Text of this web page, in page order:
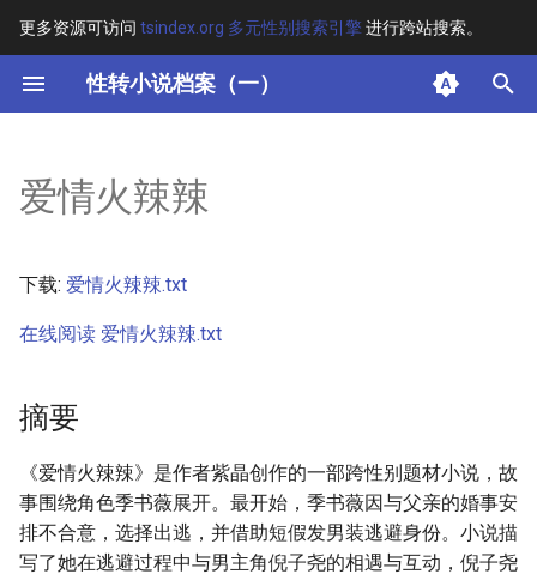
更多资源可访问 tsindex.org 多元性别搜索引擎进行跨站搜索。
性转小说档案（一）
键
开
搜
索
其他信息 [Processed Page
爱情火辣辣
下载: 爱情火辣辣.txt
在线阅读 爱情火辣辣.txt
摘要
《爱情火辣辣》是作者紫晶创作的一部跨性别题材小说，故
事围绕角色季书薇展开。最开始，季书薇因与父亲的婚事安
排不合意，选择出逃，并借助短假发男装逃避身份。小说描
写了她在逃避过程中与男主角倪子尧的相遇与互动，倪子尧